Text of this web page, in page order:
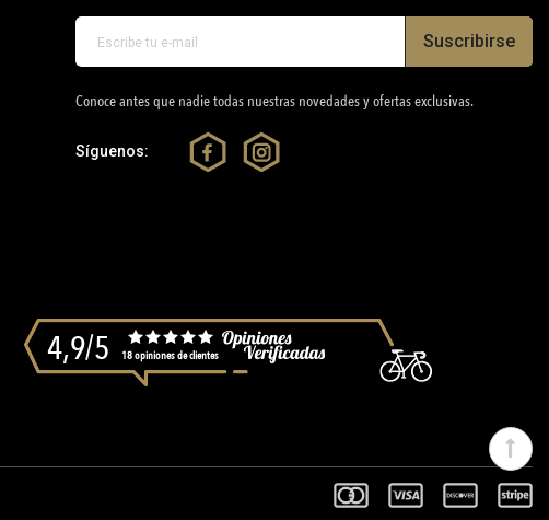
Suscribirse
Conoce antes que nadie todas nuestras novedades y ofertas exclusivas.
Síguenos:
4,9/5 18 opiniones de clientes